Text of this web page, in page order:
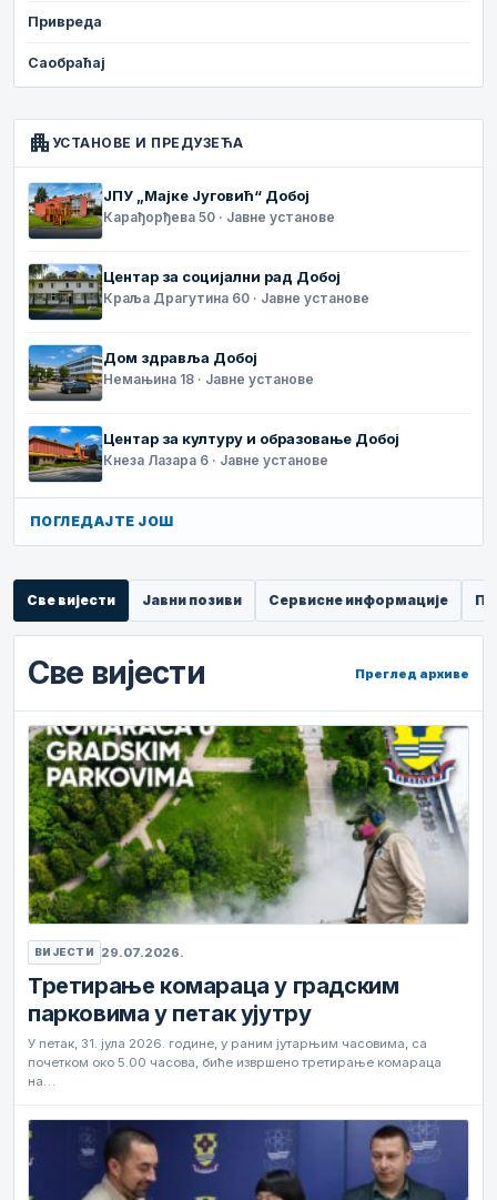
Привреда
Саобраћај
apartment УСТАНОВЕ И ПРЕДУЗЕЋА
ЈПУ „Мајке Југовић“ Добој
Карађорђева 50 · Јавне установе
Центар за социјални рад Добој
Краља Драгутина 60 · Јавне установе
Дом здравља Добој
Немањина 18 · Јавне установе
Центар за културу и образовање Добој
Кнеза Лазара 6 · Јавне установе
ПОГЛЕДАЈТЕ ЈОШ
Све вијести Јавни позиви Сервисне информације
Све вијести Преглед архиве
ВИЈЕСТИ 29.07.2026.
Третирање комараца у градским
парковима у петак ујутру
У петак, 31. јула 2026. године, у раним јутарњим часовима, са
почетком око 5.00 часова, биће извршено третирање комараца
на…